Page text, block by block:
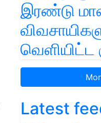
இரண்டு
வெளியிட்ட
Latest